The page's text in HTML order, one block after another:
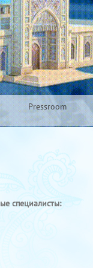
Pressroom
специалисты: